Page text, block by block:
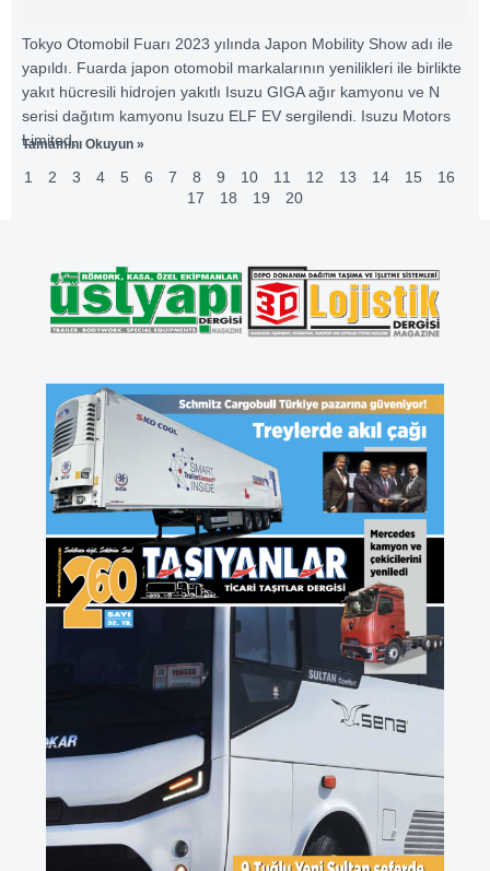
Tokyo Otomobil Fuarı 2023 yılında Japon Mobility Show adı ile
yapıldı. Fuarda japon otomobil markalarının yenilikleri ile birlikte
yakıt hücresili hidrojen yakıtlı Isuzu GIGA ağır kamyonu ve N
serisi dağıtım kamyonu Isuzu ELF EV sergilendi. Isuzu Motors
Limited,
Tamamını Okuyun »
1 2 3 4 5 6 7 8 9 10 11 12 13 14 15
16
17
18 19 20